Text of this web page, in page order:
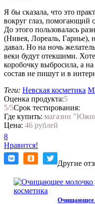
Я бы сказала, что это
вокруг глаз, помогающий
До этого пользовалась
(Нивея, Лореаль, Гарнье),
давал. Но на ночь
веки будут отекшими.
коробочку выбросила, а
состав не пишут и в
Теги: Невская косметика
Оценка продукта:5
5/5Срок тестирования:
Где купить: магазин
Цена: 46 рублей
8
Нравится!
Другие
Очищающее